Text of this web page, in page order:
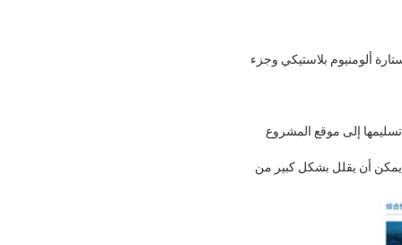
الأول كحائط ستارة ألومنيوم بلاستيكي وجزء
إلى موقع المشروع
يمكن أن يقلل بشكل كبير من